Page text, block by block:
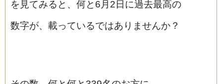
を見てみると、何と6月2日に過去最高の
数字が、載っているではありませんか？